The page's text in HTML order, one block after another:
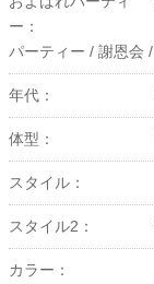
ー：
パーティー / 謝恩会 /
年代：
体型：
スタイル：
スタイル2：
カラー：